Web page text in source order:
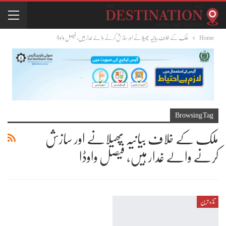
Home ملک کے خلاف بیانیہ پھیلانے اور سازش کرنے والے غدار ہیں، فیصل واوڈا
Browsing Tag
ملک کے خلاف بیانیہ پھیلانے اور سازش
کرنے والے غدار ہیں، فیصل واوڈا
تازہ ترین